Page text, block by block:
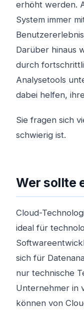
erhöht werden.
System immer
Darüber hinaus
durch
Analysetools
dabei helfen,
Sie fragen sich
schwierig ist.
Wer sollte
Cloud-
ideal für
sich für
nur technische
Unternehmer in
können von